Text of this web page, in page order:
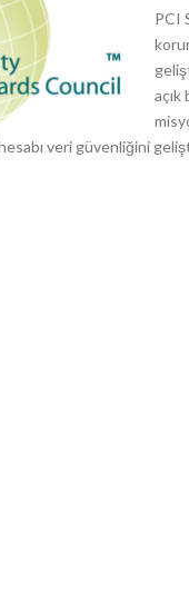
PCI
veri güvenliğini